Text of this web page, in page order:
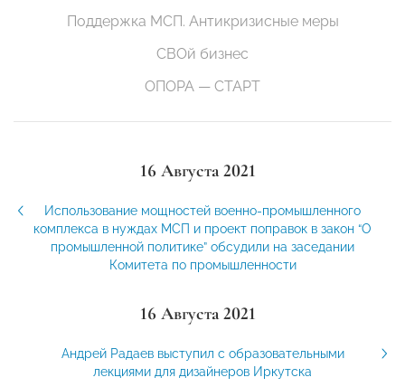
Поддержка МСП. Антикризисные меры
СВОй бизнес
ОПОРА — СТАРТ
16 Августа 2021
Использование мощностей военно-промышленного
комплекса в нуждах МСП и проект поправок в закон “О
промышленной политике” обсудили на заседании
Комитета по промышленности
16 Августа 2021
Андрей Радаев выступил с образовательными
лекциями для дизайнеров Иркутска